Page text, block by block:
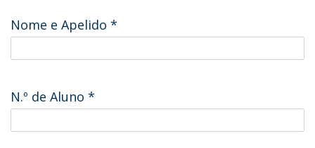
Nome e Apelido *
N.º de Aluno *